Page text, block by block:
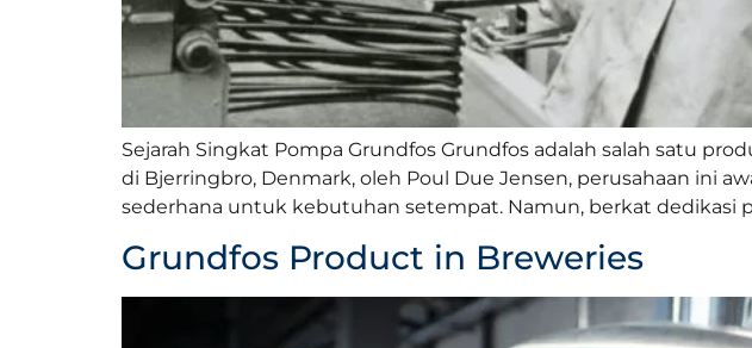
Sejarah Singkat Pompa Grundfos Grundfos adalah salah satu
di Bjerringbro, Denmark, oleh Poul Due Jensen, perusahaan ini
sederhana untuk kebutuhan setempat. Namun, berkat dedikasi
Grundfos Product in Breweries